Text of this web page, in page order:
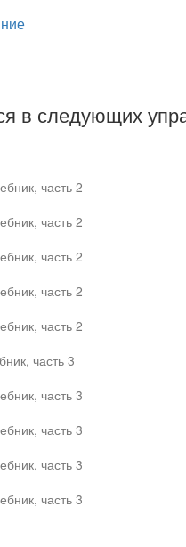
в следующих
часть 2
часть 2
часть 2
часть 2
часть 2
часть 3
часть 3
часть 3
часть 3
часть 3